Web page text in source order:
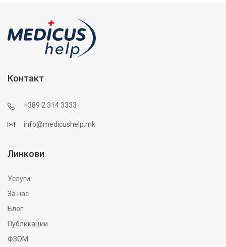
Контакт
+389 2 314 3333
info@medicushelp.mk
Линкови
Услуги
За нас
Блог
Публикации
ФЗОМ